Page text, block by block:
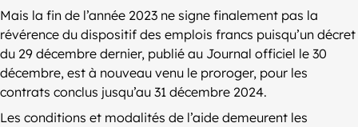
Mais la fin de l’année 2023 ne signe finalement pas la
révérence du dispositif des emplois francs puisqu’un décret
du 29 décembre dernier, publié au Journal officiel le 30
décembre, est à nouveau venu le proroger, pour les
contrats conclus jusqu’au 31 décembre 2024.
Les conditions et modalités de l’aide demeurent les